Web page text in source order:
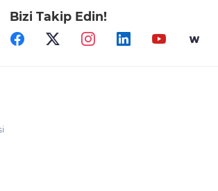
"HER ÇOCUĞA SANAT PROJESİ" İLE
GELECEĞİN SANATÇILARI YETİŞMEYE
DEVAM EDİYOR
GÖLÜ'NÜN GELECEĞİ BİLİMLE
Bizi Takip Edin!